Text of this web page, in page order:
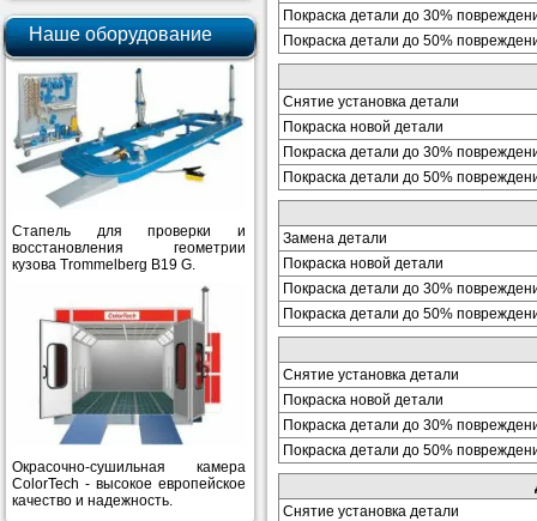
Наше оборудование
Стапель для проверки и
восстановления геометрии
кузова Trommelberg B19 G.
Окрасочно-сушильная камера
ColorTech - высокое европейское
качество и надежность.
Покраска детали до 30%
Покраска детали до 50%
Снятие установка детали
Покраска новой детали
Покраска детали до 30%
Покраска детали до 50%
Замена детали
Покраска новой детали
Покраска детали до 30%
Покраска детали до 50%
Снятие установка детали
Покраска новой детали
Покраска детали до 30%
Покраска детали до 50%
Снятие установка детали